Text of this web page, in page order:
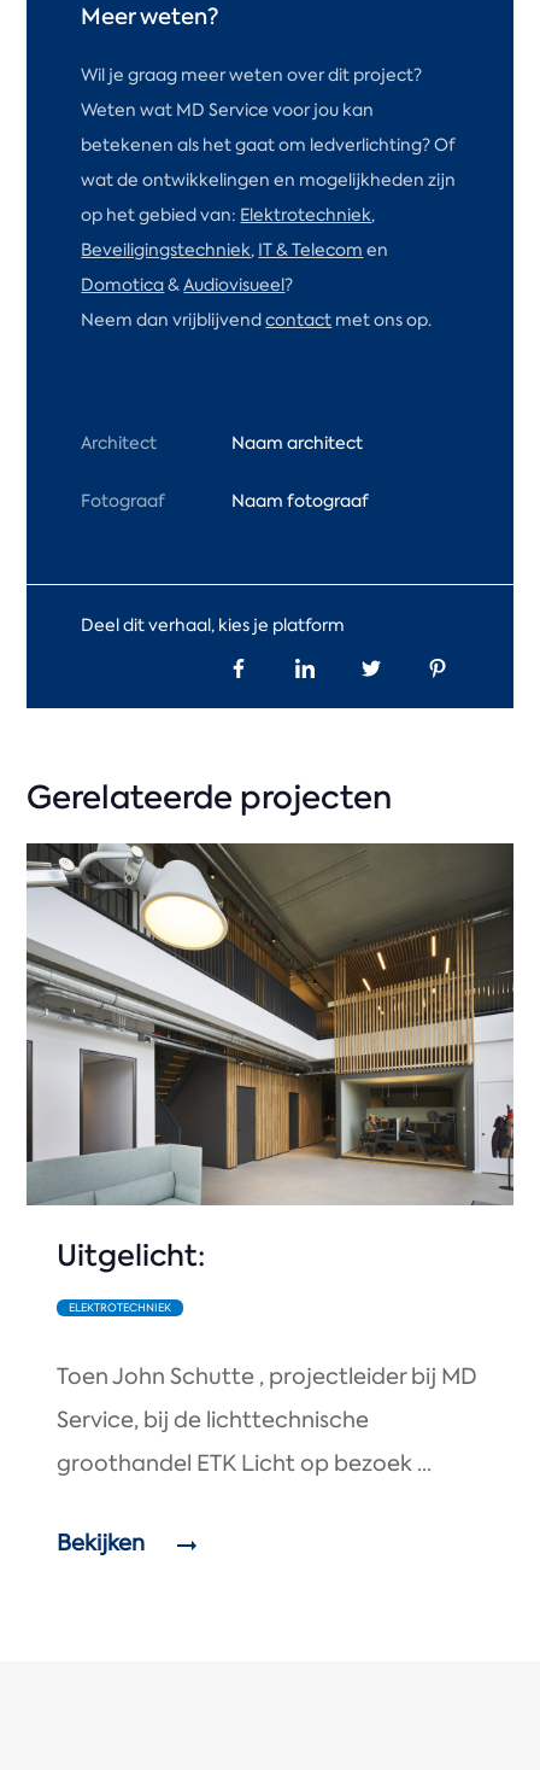
Meer weten?
Wil je graag meer weten over dit project?
Weten wat MD Service voor jou kan
betekenen als het gaat om ledverlichting? Of
wat de ontwikkelingen en mogelijkheden zijn
op het gebied van: Elektrotechniek,
Beveiligingstechniek, IT & Telecom en
Domotica&Audiovisueel?
Neem dan vrijblijvendcontact met ons op.
Architect Naam architect
Fotograaf Naam fotograaf
Deel dit verhaal, kies je platform
Gerelateerde projecten
Uitgelicht:
ELEKTROTECHNIEK
Toen John Schutte , projectleider bij MD
Service, bij de lichttechnische
groothandel ETK Licht op bezoek ...
Bekijken